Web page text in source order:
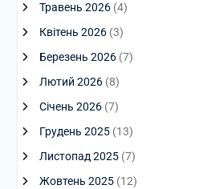
Травень 2026(4)
Квітень 2026(3)
Березень 2026(7)
Лютий 2026(8)
Січень 2026(7)
Грудень 2025(13)
Листопад 2025(7)
Жовтень 2025(12)